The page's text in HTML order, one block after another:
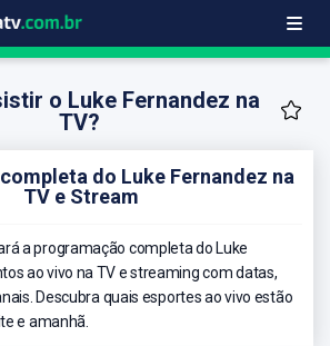
o Luke Fernandez na
TV?
do Luke Fernandez na
TV e Stream
a programação completa do Luke
ao vivo na TV e streaming com datas,
Descubra quais esportes ao vivo estão
e amanhã.